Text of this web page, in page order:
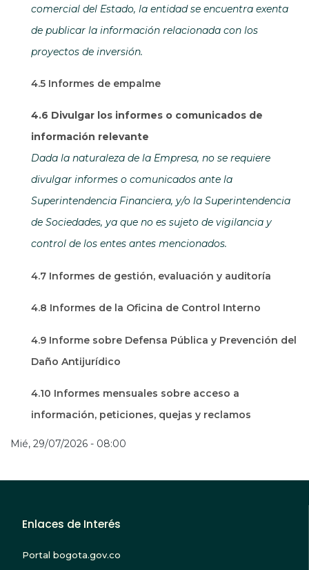
comercial del Estado, la entidad se encuentra exenta
de publicar la información relacionada con los
proyectos de inversión.
4.5 Informes de empalme
4.6 Divulgar los informes o comunicados de
información relevante
Dada la naturaleza de la Empresa, no se requiere
divulgar informes o comunicados ante la
Superintendencia Financiera, y/o la Superintendencia
de Sociedades, ya que no es sujeto de vigilancia y
control de los entes antes mencionados.
4.7 Informes de gestión, evaluación y auditoría
4.8 Informes de la Oficina de Control Interno
4.9 Informe sobre Defensa Pública y Prevención del
Daño Antijurídico
4.10 Informes mensuales sobre acceso a
información, peticiones, quejas y reclamos
Mié, 29/07/2026 - 08:00
Enlaces de Interés
Portal bogota.gov.co